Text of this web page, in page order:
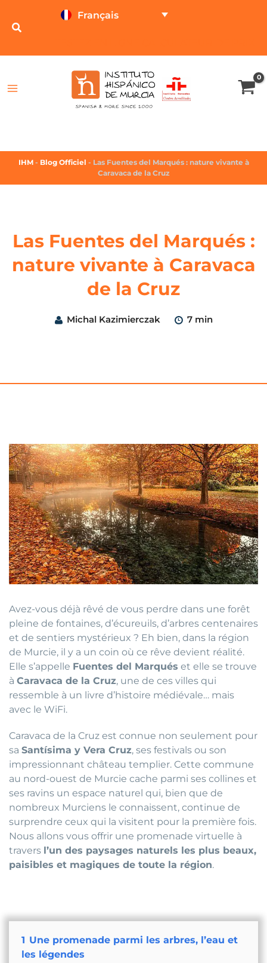
Français
IHM - Blog Officiel - Las Fuentes del Marqués : nature vivante à
Caravaca de la Cruz
Las Fuentes del Marqués :
nature vivante à Caravaca
de la Cruz
Michal Kazimierczak 7 min
Avez-vous déjà rêvé de vous perdre dans une forêt
pleine de fontaines, d’écureuils, d’arbres centenaires
et de sentiers mystérieux ? Eh bien, dans la région
de Murcie, il y a un coin où ce rêve devient réalité.
Elle s’appelle Fuentes del Marqués et elle se trouve
à Caravaca de la Cruz, une de ces villes qui
ressemble à un livre d’histoire médiévale… mais
avec le WiFi.
Caravaca de la Cruz est connue non seulement pour
sa Santísima y Vera Cruz, ses festivals ou son
impressionnant château templier. Cette commune
au nord-ouest de Murcie cache parmi ses collines et
ses ravins un espace naturel qui, bien que de
nombreux Murciens le connaissent, continue de
surprendre ceux qui la visitent pour la première fois.
Nous allons vous offrir une promenade virtuelle à
travers l’un des paysages naturels les plus beaux,
paisibles et magiques de toute la région.
1 Une promenade parmi les arbres, l’eau et
les légendes